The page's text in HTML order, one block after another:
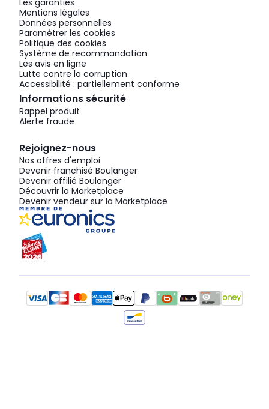
Les garanties
Mentions légales
Données personnelles
Paramétrer les cookies
Politique des cookies
Système de recommandation
Les avis en ligne
Lutte contre la corruption
Accessibilité : partiellement conforme
Informations sécurité
Rappel produit
Alerte fraude
Rejoignez-nous
Nos offres d'emploi
Devenir franchisé Boulanger
Devenir affilié Boulanger
Découvrir la Marketplace
Devenir vendeur sur la Marketplace